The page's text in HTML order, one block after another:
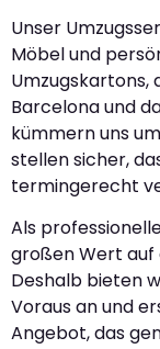
Unser
Möbel und
Barcelona und
kümmern uns
stellen sicher,
termingerecht
Als
großen Wert auf
Deshalb bieten
Voraus an und
Angebot, das